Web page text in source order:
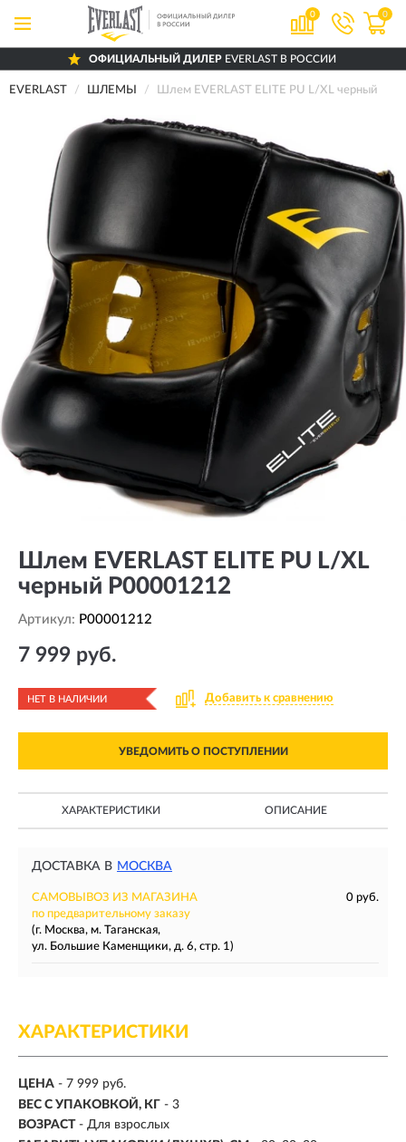
0 0
ОФИЦИАЛЬНЫЙ ДИЛЕР EVERLAST В РОССИИ
EVERLAST ШЛЕМЫ Шлем EVERLAST ELITE PU L/XL черный
Шлем EVERLAST ELITE PU L/XL
черный P00001212
Артикул: P00001212
7 999 руб.
НЕТ В НАЛИЧИИ Добавить к сравнению
УВЕДОМИТЬ О ПОСТУПЛЕНИИ
ХАРАКТЕРИСТИКИ ОПИСАНИЕ
ДОСТАВКА В МОСКВА
САМОВЫВОЗ ИЗ МАГАЗИНА
0 руб.
по предварительному заказу
(г. Москва, м. Таганская,
ул. Большие Каменщики, д. 6, стр. 1)
ХАРАКТЕРИСТИКИ
ЦЕНА - 7 999 руб.
ВЕС С УПАКОВКОЙ, КГ - 3
ВОЗРАСТ - Для взрослых